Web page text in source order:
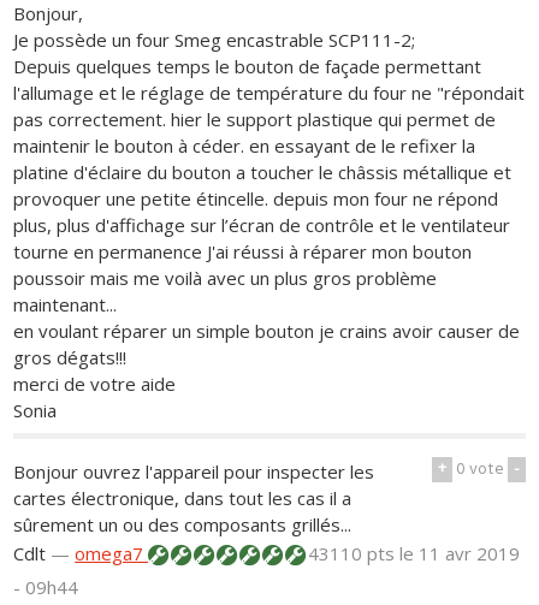
Bonjour,
Je possède un four Smeg encastrable SCP111-2;
Depuis quelques temps le bouton de façade permettant
l'allumage et le réglage de température du four ne "répondait
pas correctement. hier le support plastique qui permet de
maintenir le bouton à céder. en essayant de le refixer la
platine d'éclaire du bouton a toucher le châssis métallique et
provoquer une petite étincelle. depuis mon four ne répond
plus, plus d'affichage sur l’écran de contrôle et le ventilateur
tourne en permanence J'ai réussi à réparer mon bouton
poussoir mais me voilà avec un plus gros problème
maintenant...
en voulant réparer un simple bouton je crains avoir causer de
gros dégats!!!
merci de votre aide
Sonia
+ 0vote -
Bonjour ouvrez l'appareil pour inspecter les
cartes électronique, dans tout les cas il a
sûrement un ou des composants grillés...
Cdlt —omega7 43110 ptsle 11 avr 2019
- 09h44